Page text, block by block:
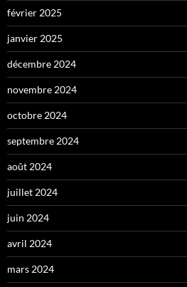
février 2025
janvier 2025
décembre 2024
novembre 2024
octobre 2024
septembre 2024
août 2024
juillet 2024
juin 2024
avril 2024
mars 2024